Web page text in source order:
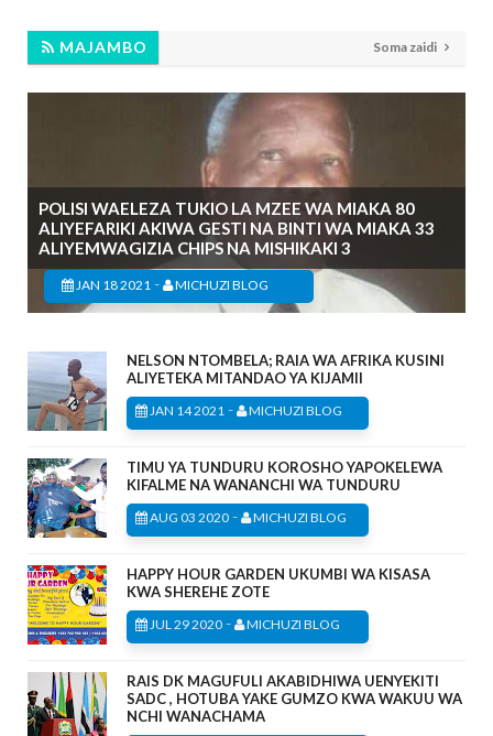
MAJAMBO Soma zaidi
POLISI WAELEZA TUKIO LA MZEE WA MIAKA 80
ALIYEFARIKI AKIWA GESTI NA BINTI WA MIAKA 33
ALIYEMWAGIZIA CHIPS NA MISHIKAKI 3
JAN 18 2021 - MICHUZI BLOG
NELSON NTOMBELA; RAIA WA AFRIKA KUSINI
ALIYETEKA MITANDAO YA KIJAMII
JAN 14 2021 - MICHUZI BLOG
TIMU YA TUNDURU KOROSHO YAPOKELEWA
KIFALME NA WANANCHI WA TUNDURU
AUG 03 2020 - MICHUZI BLOG
HAPPY HOUR GARDEN UKUMBI WA KISASA
KWA SHEREHE ZOTE
JUL 29 2020 - MICHUZI BLOG
RAIS DK MAGUFULI AKABIDHIWA UENYEKITI
SADC , HOTUBA YAKE GUMZO KWA WAKUU WA
NCHI WANACHAMA